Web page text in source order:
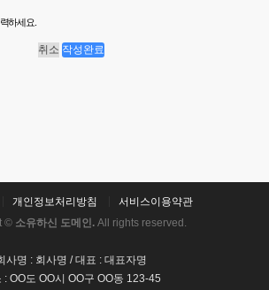
하세요.
취소 작성완료
개인정보처리방침
서비스이용약관
© 소유하신 도메인. All rights reserved.
사명 : 회사명 / 대표 : 대표자명
: OO도 OO시 OO구 OO동 123-45